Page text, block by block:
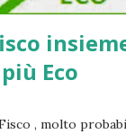
Eco
, molto